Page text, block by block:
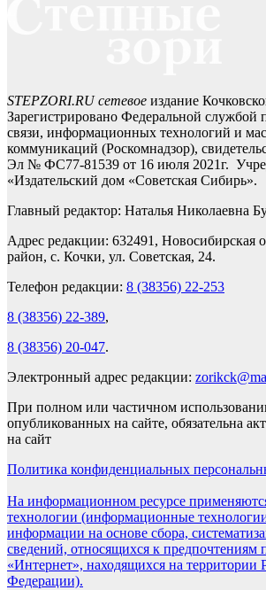
STEPZORI.RU сетевое издание
Зарегистрировано Федеральной службой
связи, информационных технологий и
коммуникаций (Роскомнадзор),
Эл № ФС77-81539 от 16 июля 2021г.
«Издательский дом «Советская Сибирь».
Главный редактор: Наталья Николаевна
Адрес редакции: 632491, Новосибирская
район, с. Кочки, ул. Советская, 24.
Телефон редакции: 8 (38356) 22-253
8 (38356) 22-389,
8 (38356) 20-047.
Электронный адрес редакции:
При полном или частичном
опубликованных на сайте, обязательна
на сайт
Политика конфиденциальных
На информационном ресурсе
технологии (информационные
информации на основе сбора,
сведений, относящихся к предпочтениям
«Интернет», находящихся на территории
Федерации).